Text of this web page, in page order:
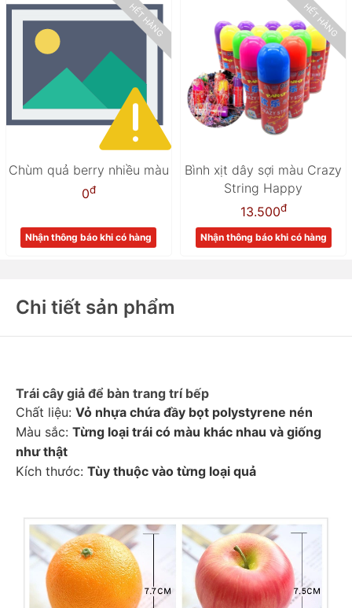
Chùm quả berry nhiều màu
0đ
Nhận thông báo khi có hàng
HẾT HÀNG
Bình xịt dây sợi màu Crazy
String Happy
13.500đ
Nhận thông báo khi có hàng
HẾT HÀNG
Chi tiết sản phẩm
Trái cây giả để bàn trang trí bếp
Chất liệu: Vỏ nhựa chứa đầy bọt polystyrene nén
Màu sắc: Từng loại trái có màu khác nhau và giống
như thật
Kích thước: Tùy thuộc vào từng loại quả